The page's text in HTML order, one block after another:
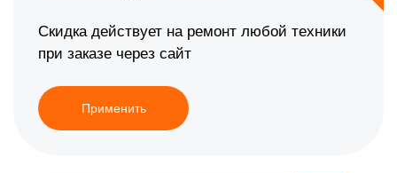
Скидка действует на ремонт любой техники
при заказе через сайт
Применить